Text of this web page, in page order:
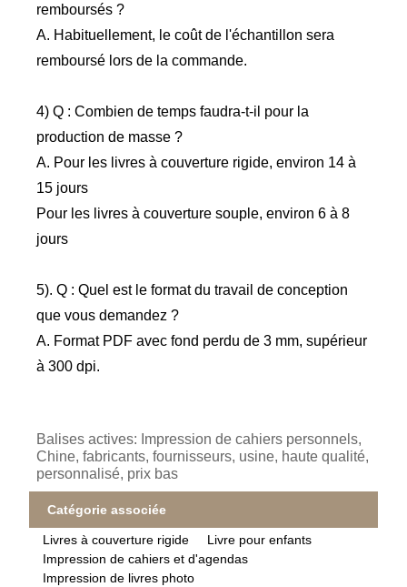
remboursés ?
A. Habituellement, le coût de l'échantillon sera
remboursé lors de la commande.
4) Q : Combien de temps faudra-t-il pour la
production de masse ?
A. Pour les livres à couverture rigide, environ 14 à
15 jours
Pour les livres à couverture souple, environ 6 à 8
jours
5). Q : Quel est le format du travail de conception
que vous demandez ?
A. Format PDF avec fond perdu de 3 mm, supérieur
à 300 dpi.
Balises actives: Impression de cahiers personnels,
Chine, fabricants, fournisseurs, usine, haute qualité,
personnalisé, prix bas
Catégorie associée
Livres à couverture rigide
Livre pour enfants
Impression de cahiers et d'agendas
Impression de livres photo